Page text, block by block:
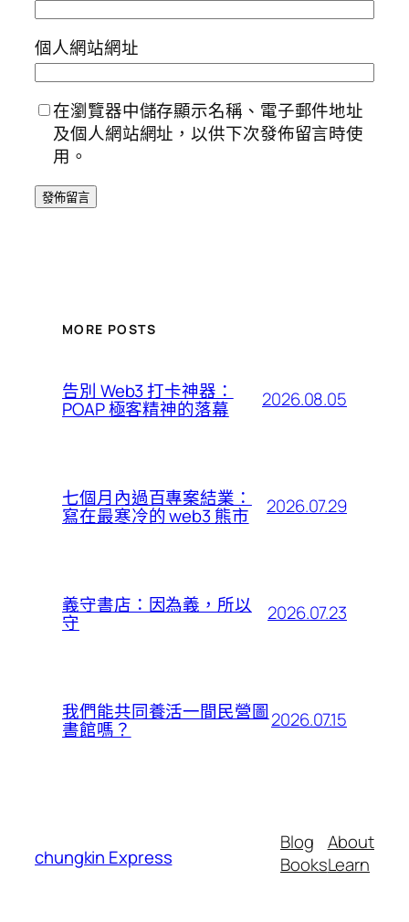
個人網站網址
在瀏覽器中儲存顯示名稱、電子郵件地址
及個人網站網址，以供下次發佈留言時使
用。
MORE POSTS
告別 Web3 打卡神器：
POAP 極客精神的落幕 2026.08.05
七個月內過百專案結業：
寫在最寒冷的 web3 熊市 2026.07.29
義守書店：因為義，所以
守 2026.07.23
我們能共同養活一間民營圖
書館嗎？ 2026.07.15
chungkin Express
Blog
Books
About
Learn